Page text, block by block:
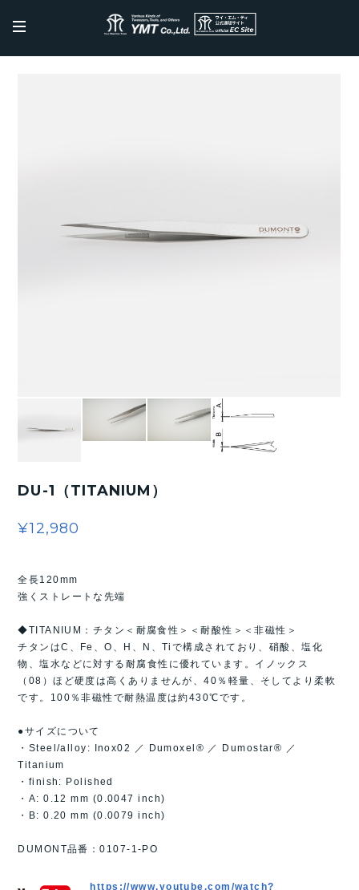
DU-1（TITANIUM）
¥12,980
全長120mm
強くストレートな先端
◆TITANIUM：チタン＜耐腐食性＞＜耐酸性＞＜非磁性＞
チタンはC、Fe、O、H、N、Tiで構成されており、硝酸、塩化
物、塩水などに対する耐腐食性に優れています。イノックス
（08）ほど硬度は高くありませんが、40％軽量、そしてより柔軟
です。100％非磁性で耐熱温度は約430℃です。
●サイズについて
・Steel/alloy: Inox02 ／ Dumoxel® ／ Dumostar® ／
Titanium
・finish: Polished
・A: 0.12 mm (0.0047 inch)
・B: 0.20 mm (0.0079 inch)
DUMONT品番：0107-1-PO
https://www.youtube.com/watch?